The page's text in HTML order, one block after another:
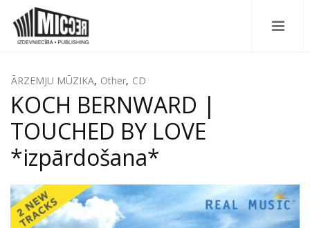
ĀRZEMJU MŪZIKA, Other, CD
KOCH BERNWARD |
TOUCHED BY LOVE
*izpārdošana*